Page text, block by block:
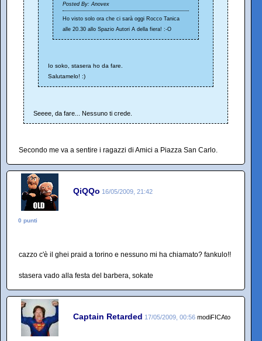
Posted By: Anovex
Ho visto solo ora che ci sarà oggi Rocco Tanica
alle 20.30 allo Spazio Autori A della fiera! :-O
Io soko, stasera ho da fare.
Salutamelo! :)
Seeee, da fare... Nessuno ti crede.
Secondo me va a sentire i ragazzi di Amici a Piazza San Carlo.
QiQQo 16/05/2009, 21:42
0 punti
cazzo c'è il ghei praid a torino e nessuno mi ha chiamato? fankulo!!
stasera vado alla festa del barbera, sokate
Captain Retarded 17/05/2009, 00:56 modiFICAto